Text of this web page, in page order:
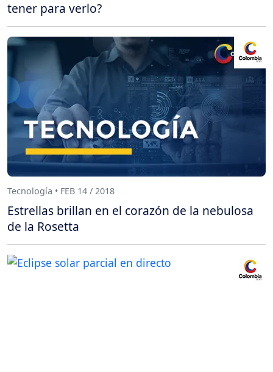
tener para verlo?
Tecnología • FEB 14 / 2018
Estrellas brillan en el corazón de la nebulosa
de la Rosetta